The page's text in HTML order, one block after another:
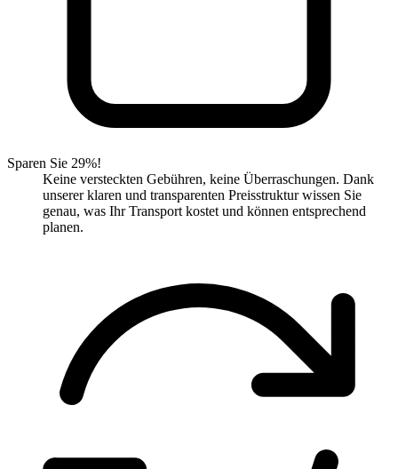
Sparen Sie 29%!
Keine versteckten Gebühren, keine Überraschungen. Dank
unserer klaren und transparenten Preisstruktur wissen Sie
genau, was Ihr Transport kostet und können entsprechend
planen.